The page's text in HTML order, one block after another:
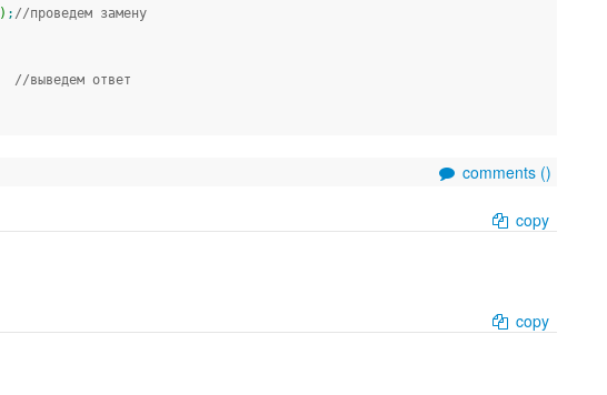
) ; //проведем замену
//выведем ответ
comments ()
copy
copy